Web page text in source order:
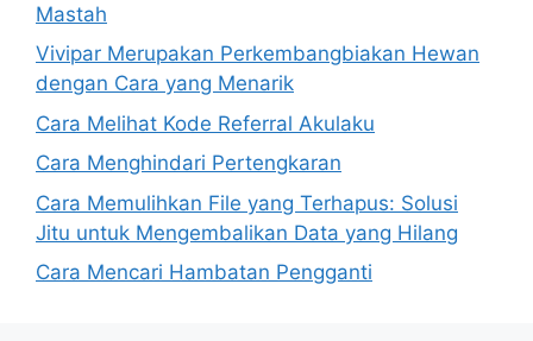
Mastah
Vivipar Merupakan Perkembangbiakan Hewan
dengan Cara yang Menarik
Cara Melihat Kode Referral Akulaku
Cara Menghindari Pertengkaran
Cara Memulihkan File yang Terhapus: Solusi
Jitu untuk Mengembalikan Data yang Hilang
Cara Mencari Hambatan Pengganti